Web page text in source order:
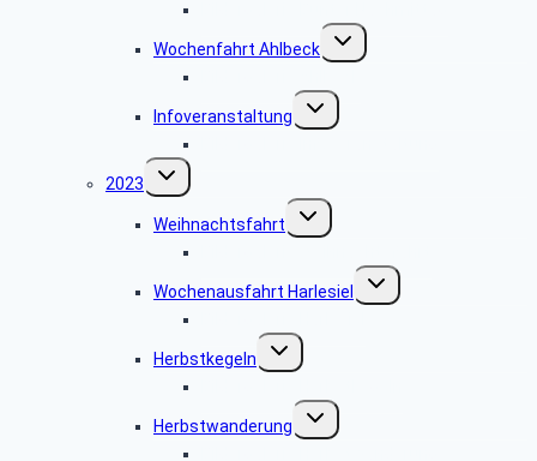
Wochenfahrt Ahlbeck
Untermenü
umschalten
Infoveranstaltung
Untermenü
umschalten
2023
Untermenü
umschalten
Weihnachtsfahrt
Untermenü
umschalten
Wochenausfahrt Harlesiel
Untermenü
umschalten
Herbstkegeln
Untermenü
umschalten
Herbstwanderung
Untermenü
umschalten